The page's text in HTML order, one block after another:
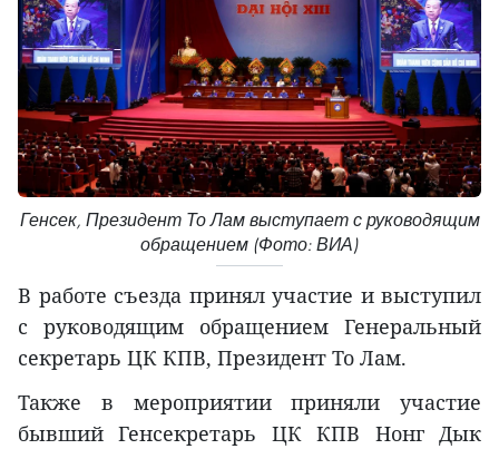
Генсек, Президент То Лам выступает с руководящим
обращением (Фото: ВИА)
В работе съезда принял участие и выступил
с руководящим обращением Генеральный
секретарь ЦК КПВ, Президент То Лам.
Также в мероприятии приняли участие
бывший Генсекретарь ЦК КПВ Нонг Дык